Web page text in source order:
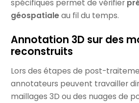
spécifiques permet de vérifier
géospatialeau fil du temps.
Annotation 3D sur des
reconstruits
Lors des étapes de post-
annotateurs peuvent travailler
maillages 3D ou des nuages de